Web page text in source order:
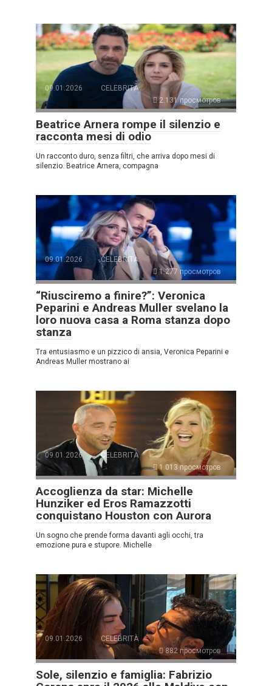
09.01.2026
CELEBRITÀ
2.131 просмотров
Beatrice Arnera rompe il silenzio e
racconta mesi di odio
Un racconto duro, senza filtri, che arriva dopo mesi di
silenzio. Beatrice Arnera, compagna
09.01.2026
CELEBRITÀ
1.277 просмотров
“Riusciremo a finire?”: Veronica
Peparini e Andreas Muller svelano la
loro nuova casa a Roma stanza dopo
stanza
Tra entusiasmo e un pizzico di ansia, Veronica Peparini e
Andreas Muller mostrano ai
09.01.2026
CELEBRITÀ
1.013 просмотров
Accoglienza da star: Michelle
Hunziker ed Eros Ramazzotti
conquistano Houston con Aurora
Un sogno che prende forma davanti agli occhi, tra
emozione pura e stupore. Michelle
09.01.2026
CELEBRITÀ
882 просмотров
Sole, silenzio e famiglia: Fabrizio